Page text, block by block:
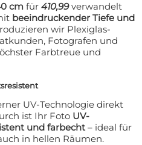
cm für 410,99verwandelt
beeindruckender Tiefe und
wir Plexiglas-
Fotografen und
Farbtreue und
UV-Technologie direkt
ist Ihr Foto UV-
und farbecht– ideal für
in hellen Räumen.